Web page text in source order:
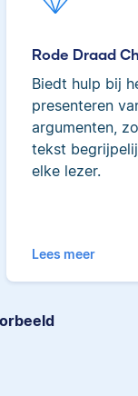
Rode Draad
Biedt hulp bij
presenteren
argumenten,
tekst
elke lezer.
Lees meer
heeft Engels
is docent
en heeft
editor al
dan 600
Ingrid